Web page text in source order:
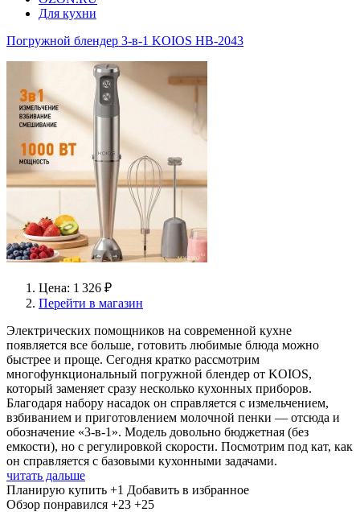
Для кухни
Погружной блендер 3-в-1 KOIOS HB-2043
Цена: 1 326 ₽
Перейти в магазин
Электрических помощников на современной кухне
появляется все больше, готовить любимые блюда можно
быстрее и проще. Сегодня кратко рассмотрим
многофункциональный погружной блендер от KOIOS,
который заменяет сразу несколько кухонных приборов.
Благодаря набору насадок он справляется с измельчением,
взбиванием и приготовлением молочной пенки — отсюда и
обозначение «3-в-1». Модель довольно бюджетная (без
емкости), но с регулировкой скорости. Посмотрим под кат, как
он справляется с базовыми кухонными задачами.
читать дальше
Планирую купить +1 Добавить в избранное
Обзор понравился +23 +25